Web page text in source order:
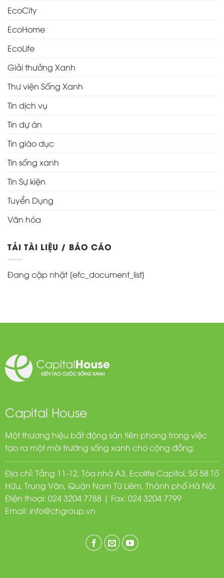
EcoCity
EcoHome
EcoLife
Giải thưởng Xanh
Thư viện Sống Xanh
Tin dịch vụ
Tin dự án
Tin giáo dục
Tin sống xanh
Tin Sự kiện
Tuyển Dụng
Văn hóa
TẢI TÀI LIỆU / BÁO CÁO
Đang cập nhật [efc_document_list]
Capital House
Một thương hiệu bất động sản tiên phong trong việc
tạo ra một môi trường sống xanh cho cộng đồng.
Địa chỉ: Tầng 11-12, Tòa nhà A3, Ecolife Capitol, Số 58 Tố
Hữu, Trung Văn, Quận Nam Từ Liêm, Thành phố Hà Nội.
Điện thoại: 024 3204 7788 | Fax: 024 3204 7799
Email: info@chgroup.vn